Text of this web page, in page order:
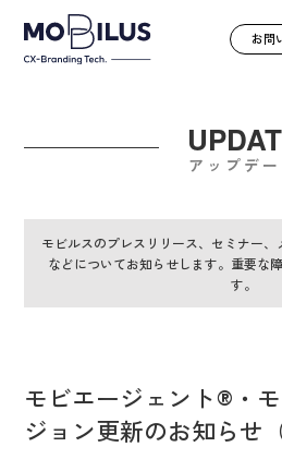
モビルスとは
導入事例
ユースケース
お知らせ
お役立ち資料
会社案内
お問
アップデー
モビルスのプレスリリース、セミナー
などについてお知らせします。重要な
す。
モビエージェント®・
ジョン更新のお知らせ（